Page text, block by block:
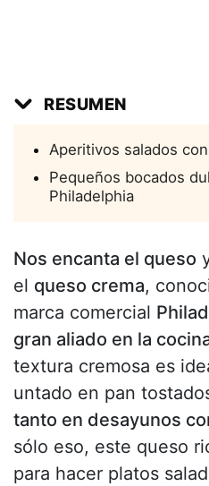
RESUMEN
Aperitivos salados
Pequeños bocados
Philadelphia
Nos encanta el queso
el queso crema,
marca comercial
gran aliado en la
textura cremosa es
untado en pan
tanto en desayunos
sólo eso, este queso
para hacer platos